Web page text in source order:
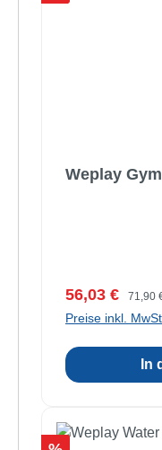
Weplay
56,03 € 71,90
Preise inkl.
In